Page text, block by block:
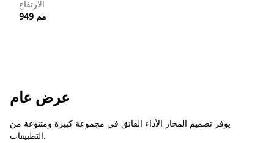
الارتفاع
949 مم
عرض عام
يوفر تصميم المحار الأداء الفائق في مجموعة كبيرة ومتنوعة من
التطبيقات.